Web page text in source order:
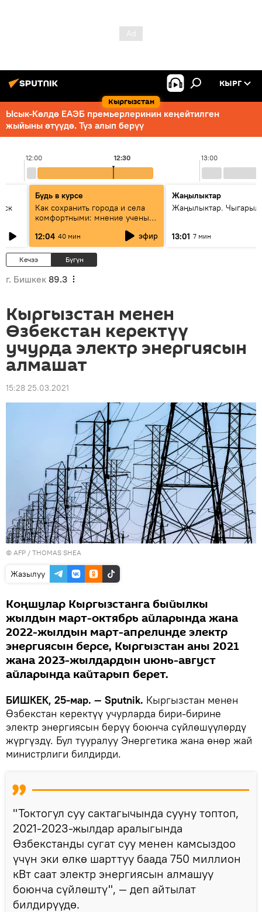
Кыргызстан
КЫРГ
Ысык-Көлдө ЕАЭБ премьерлеринин кеңейтилген
жыйыны өтүүдө. Түз алып берүү
12:00 13:00
12:30
Будь в курсе
Как сохранить города и села
комфортными: мнение ученых
12:04 40 мин эфир
Жаңылыктар
Жаңылыктар.
13:01 7 мин
Кечээ Бүгүн
г. Бишкек 89.3
Кыргызстан менен
Өзбекстан керектүү
учурда электр энергиясын
алмашат
15:28 25.03.2021
© AFP / THOMAS SHEA
Жазылуу
Коңшулар Кыргызстанга быйылкы
жылдын март-октябрь айларында жана
2022-жылдын март-апрелинде электр
энергиясын берсе, Кыргызстан аны 2021
жана 2023-жылдардын июнь-август
айларында кайтарып берет.
БИШКЕК, 25-мар. — Sputnik. Кыргызстан менен
Өзбекстан керектүү учурларда бири-бирине
электр энергиясын берүү боюнча сүйлөшүүлөрдү
жүргүздү. Бул тууралуу Энергетика жана өнөр жай
министрлиги билдирди.
"Токтогул суу сактагычында сууну топтоп,
2021-2023-жылдар аралыгында
Өзбекстанды сугат суу менен камсыздоо
үчүн эки өлкө шарттуу баада 750 миллион
кВт саат электр энергиясын алмашуу
боюнча сүйлөштү", — деп айтылат
билдирүүдө.